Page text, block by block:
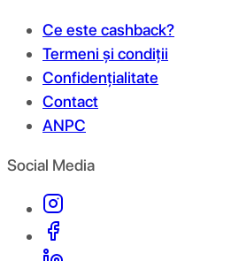
Ce este cashback?
Termeni și condiții
Confidențialitate
Contact
ANPC
Social Media